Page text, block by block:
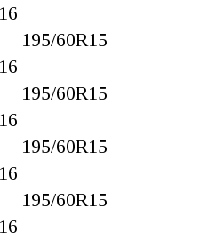
195/60R15
195/60R15
195/60R15
195/60R15